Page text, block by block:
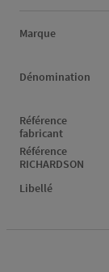
Informations
Marque
Dénomination
Référence
fabricant
Référence
RICHARDSON
Libellé